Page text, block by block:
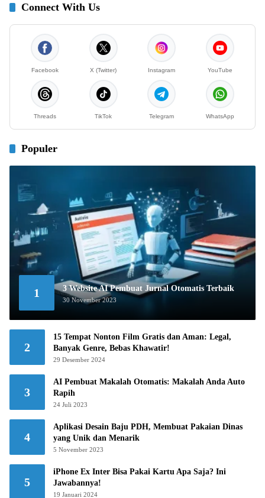
Connect With Us
Facebook X (Twitter) Instagram YouTube
Threads TikTok Telegram WhatsApp
Populer
1 3 Website AI Pembuat Jurnal Otomatis Terbaik
30 November 2023
2
15 Tempat Nonton Film Gratis dan Aman: Legal,
Banyak Genre, Bebas Khawatir!
29 Desember 2024
3
AI Pembuat Makalah Otomatis: Makalah Anda Auto
Rapih
24 Juli 2023
4
Aplikasi Desain Baju PDH, Membuat Pakaian Dinas
yang Unik dan Menarik
5 November 2023
5
iPhone Ex Inter Bisa Pakai Kartu Apa Saja? Ini
Jawabannya!
19 Januari 2024